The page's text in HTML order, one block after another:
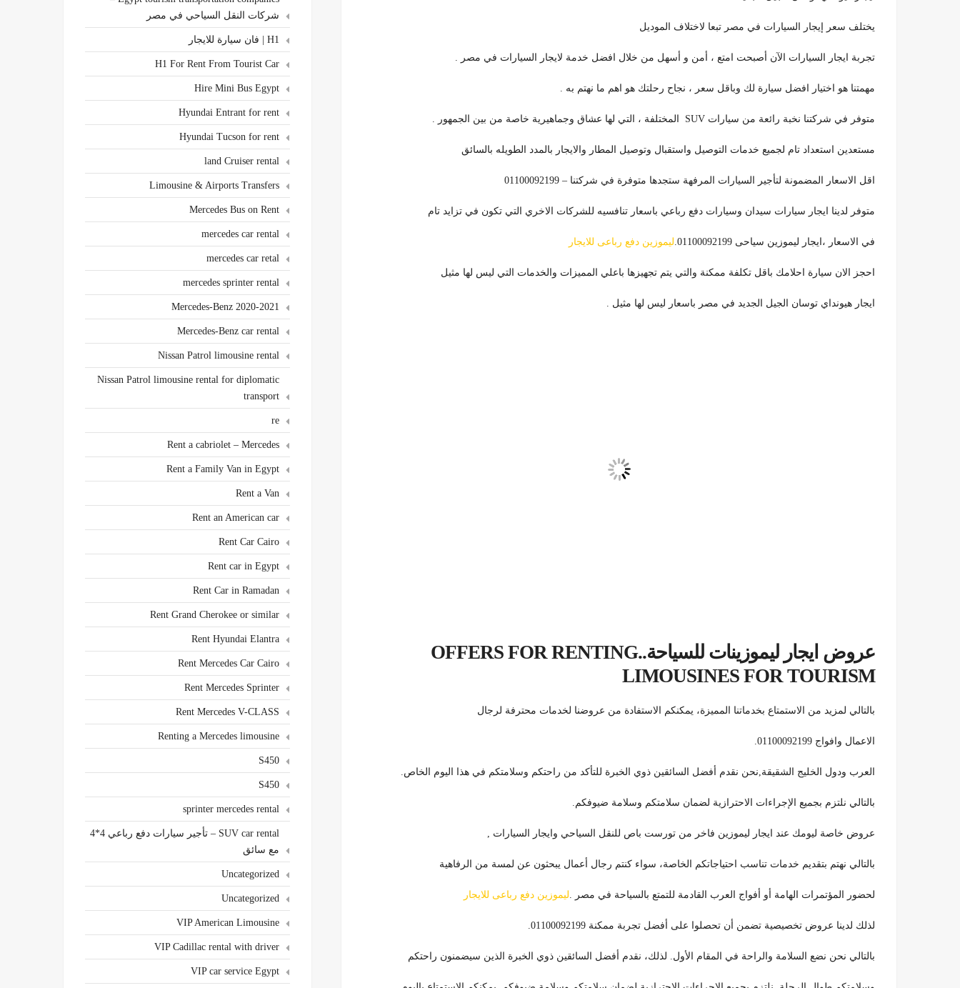
يختلف سعر إيجار السيارات في مصر تبعا لاختلاف الموديل
تجربة ايجار السيارات الآن أصبحت امتع ، أمن و أسهل من خلال افضل خدمة لايجار السيارات في مصر .
مهمتنا هو اختيار افضل سيارة لك وباقل سعر ، نجاح رحلتك هو اهم ما نهتم به .
متوفر في شركتنا نخبة رائعة من سيارات SUV المختلفة ، التي لها عشاق وجماهيرية خاصة من بين الجمهور .
مستعدين استعداد تام لجميع خدمات التوصيل واستقبال وتوصيل المطار والايجار بالمدد الطويله بالسائق
اقل الاسعار المضمونة لتأجير السيارات المرفهة ستجدها متوفرة في شركتنا – 01100092199
متوفر لدينا ايجار سيارات سيدان وسيارات دفع رباعي باسعار تنافسيه للشركات الاخري التي تكون في تزايد تام
في الاسعار ،ايجار ليموزين سياحى 01100092199. ليموزين دفع رباعى للايجار
احجز الان سيارة احلامك باقل تكلفة ممكنة والتي يتم تجهيزها باعلي المميزات والخدمات التي ليس لها مثيل
ايجار هيونداي توسان الجيل الجديد في مصر باسعار ليس لها مثيل .
عروض ايجار ليموزينات للسياحة..OFFERS FOR RENTING
LIMOUSINES FOR TOURISM
بالتالي لمزيد من الاستمتاع بخدماتنا المميزة، يمكنكم الاستفادة من عروضنا لخدمات محترفة لرجال
الاعمال وافواج 01100092199.
العرب ودول الخليج الشقيقة,نحن نقدم أفضل السائقين ذوي الخبرة للتأكد من راحتكم وسلامتكم في هذا اليوم الخاص.
بالتالي نلتزم بجميع الإجراءات الاحترازية لضمان سلامتكم وسلامة ضيوفكم.
عروض خاصة ليومك عند ايجار ليموزين فاخر من تورست باص للنقل السياحي وايجار السيارات ,
بالتالي نهتم بتقديم خدمات تناسب احتياجاتكم الخاصة، سواء كنتم رجال أعمال يبحثون عن لمسة من الرفاهية
لحضور المؤتمرات الهامة أو أفواج العرب القادمة للتمتع بالسياحة في مصر .ليموزين دفع رباعى للايجار
لذلك لدينا عروض تخصيصية تضمن أن تحصلوا على أفضل تجربة ممكنة 01100092199.
بالتالي نحن نضع السلامة والراحة في المقام الأول. لذلك، نقدم أفضل السائقين ذوي الخبرة الذين سيضمنون راحتكم
شركات النقل السياحي في مصر
H1 | فان سيارة للايجار
H1 For Rent From Tourist Car
Hire Mini Bus Egypt
Hyundai Entrant for rent
Hyundai Tucson for rent
land Cruiser rental
Limousine & Airports Transfers
Mercedes Bus on Rent
mercedes car rental
mercedes car retal
mercedes sprinter rental
Mercedes-Benz 2020-2021
Mercedes-Benz car rental
Nissan Patrol limousine rental
Nissan Patrol limousine rental for diplomatic
transport
re
Rent a cabriolet – Mercedes
Rent a Family Van in Egypt
Rent a Van
Rent an American car
Rent Car Cairo
Rent car in Egypt
Rent Car in Ramadan
Rent Grand Cherokee or similar
Rent Hyundai Elantra
Rent Mercedes Car Cairo
Rent Mercedes Sprinter
Rent Mercedes V-CLASS
Renting a Mercedes limousine
S450
S450
sprinter mercedes rental
SUV car rental – تأجير سيارات دفع رباعي 4*4
مع سائق
Uncategorized
Uncategorized
VIP American Limousine
VIP Cadillac rental with driver
VIP car service Egypt